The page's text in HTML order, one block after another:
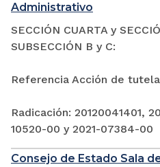
Administrativo
SECCIÓN CUARTA y
SUBSECCIÓN B y C:
Referencia Acción de tutela
Radicación: 20120041401,
10520-00 y 2021-07384-00
Consejo de Estado Sala